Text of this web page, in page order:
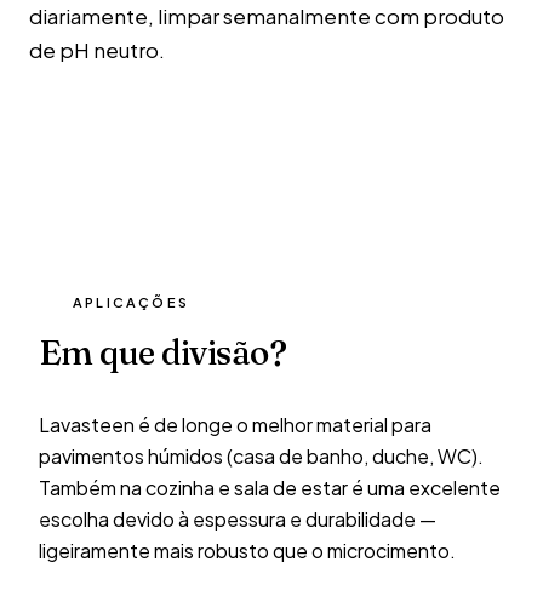
diariamente, limpar semanalmente com produto
de pH neutro.
APLICAÇÕES
Em que divisão?
Lavasteen é de longe o melhor material para
pavimentos húmidos (casa de banho, duche, WC).
Também na cozinha e sala de estar é uma excelente
escolha devido à espessura e durabilidade —
ligeiramente mais robusto que o microcimento.
CASA DE BANHO